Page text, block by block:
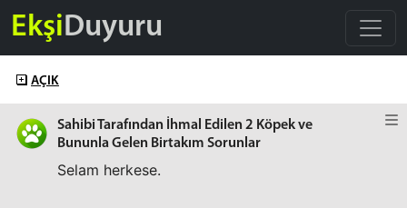
EkşiDuyuru
AÇIK
Sahibi Tarafından İhmal Edilen 2 Köpek ve
Bununla Gelen Birtakım Sorunlar
Selam herkese.